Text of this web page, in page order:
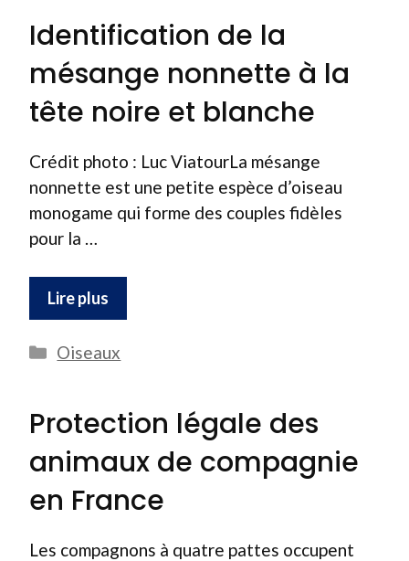
Identification de la
mésange nonnette à la
tête noire et blanche
Crédit photo : Luc ViatourLa mésange
nonnette est une petite espèce d’oiseau
monogame qui forme des couples fidèles
pour la …
Lire plus
Catégories
Oiseaux
Protection légale des
animaux de compagnie
en France
Les compagnons à quatre pattes occupent